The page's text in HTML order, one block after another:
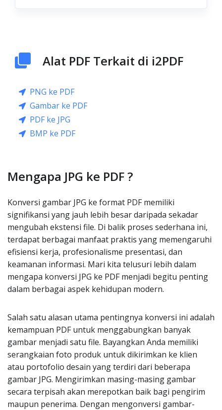
Alat PDF Terkait di i2PDF
PNG ke PDF
Gambar ke PDF
PDF ke JPG
BMP ke PDF
Mengapa JPG ke PDF ?
Konversi gambar JPG ke format PDF memiliki
signifikansi yang jauh lebih besar daripada sekadar
mengubah ekstensi file. Di balik proses sederhana ini,
terdapat berbagai manfaat praktis yang memengaruhi
efisiensi kerja, profesionalisme presentasi, dan
keamanan informasi. Mari kita telusuri lebih dalam
mengapa konversi JPG ke PDF menjadi begitu penting
dalam berbagai aspek kehidupan modern.
Salah satu alasan utama pentingnya konversi ini adalah
kemampuan PDF untuk menggabungkan banyak
gambar menjadi satu file. Bayangkan Anda memiliki
serangkaian foto produk untuk dikirimkan ke klien
atau portofolio desain yang terdiri dari beberapa
gambar JPG. Mengirimkan masing-masing gambar
secara terpisah akan merepotkan baik bagi pengirim
maupun penerima. Dengan mengonversi gambar-